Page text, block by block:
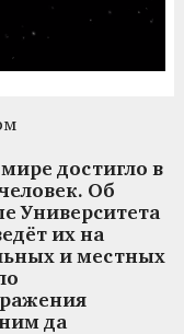
достигло в
Об
Университета
их на
и местных
да